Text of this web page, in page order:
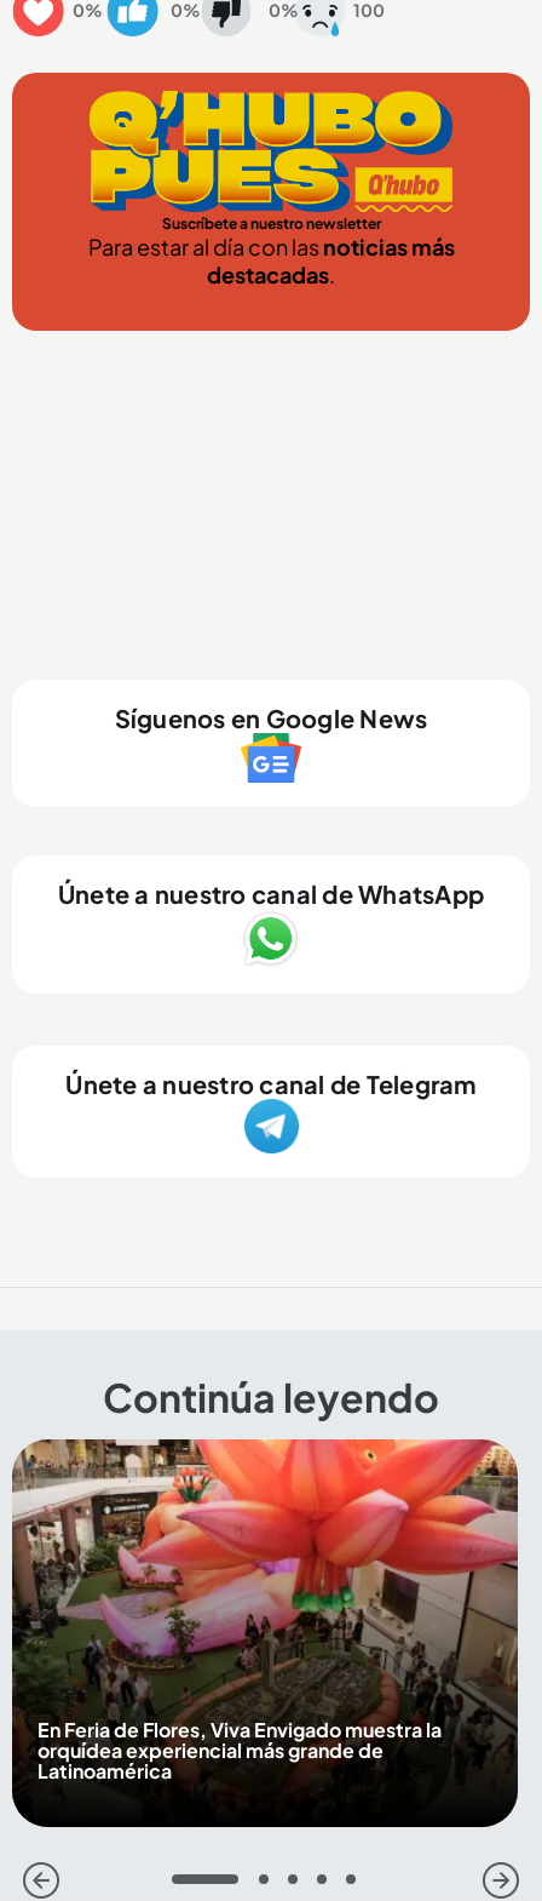
0% 0% 0% 100
Suscríbete a nuestro newsletter
Para estar al día con lasnoticias más
destacadas.
Síguenos en Google News
Únete a nuestro canal de WhatsApp
Únete a nuestro canal de Telegram
Continúa leyendo
En Feria de Flores, Viva Envigado muestra la
orquídea experiencial más grande de
Latinoamérica
1 2 3 4 5